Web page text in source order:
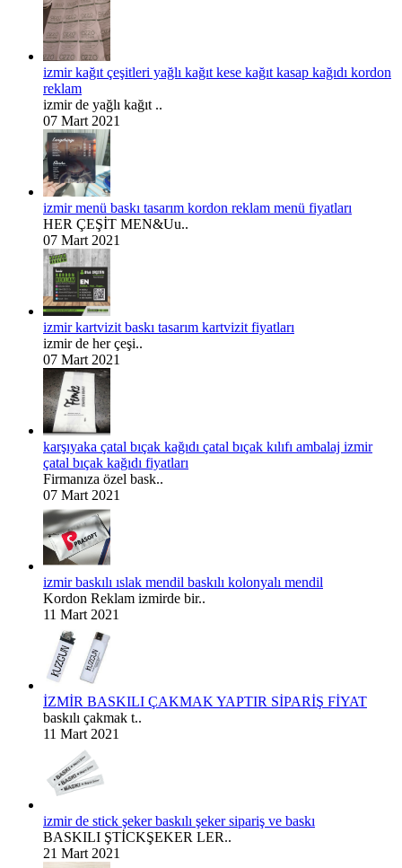
izmir kağıt çeşitleri yağlı kağıt kese kağıt kasap kağıdı kordon
reklam
izmir de yağlı kağıt ..
07 Mart 2021
izmir menü baskı tasarım kordon reklam menü fiyatları
HER ÇEŞİT MEN&Uu..
07 Mart 2021
izmir kartvizit baskı tasarım kartvizit fiyatları
izmir de her çeşi..
07 Mart 2021
karşıyaka çatal bıçak kağıdı çatal bıçak kılıfı ambalaj izmir
çatal bıçak kağıdı fiyatları
Firmanıza özel bask..
07 Mart 2021
izmir baskılı ıslak mendil baskılı kolonyalı mendil
Kordon Reklam izmirde bir..
11 Mart 2021
İZMİR BASKILI ÇAKMAK YAPTIR SİPARİŞ FİYAT
baskılı çakmak t..
11 Mart 2021
izmir de stick şeker baskılı şeker sipariş ve baskı
BASKILI ŞTİCKŞEKER LER..
21 Mart 2021